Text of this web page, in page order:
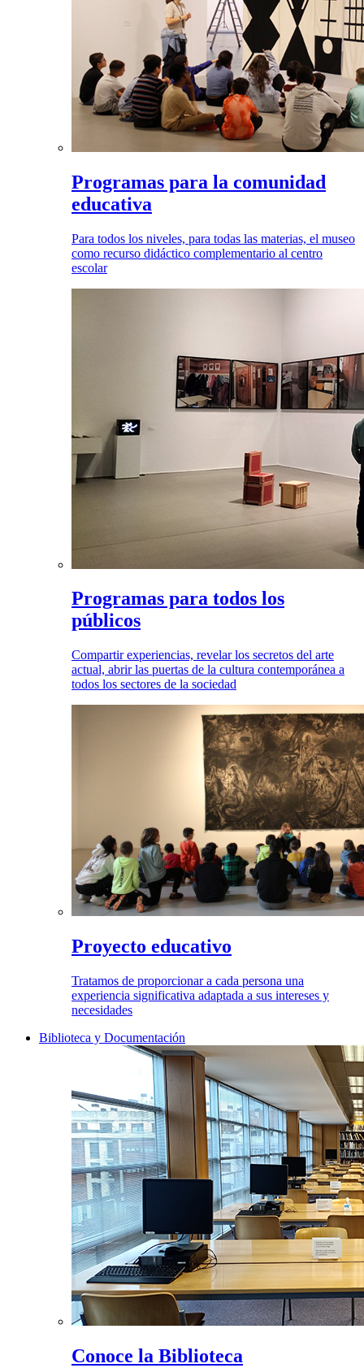
Programas para la comunidad
educativa
Para todos los niveles, para todas las materias, el museo
como recurso didáctico complementario al centro
escolar
Programas para todos los
públicos
Compartir experiencias, revelar los secretos del arte
actual, abrir las puertas de la cultura contemporánea a
todos los sectores de la sociedad
Proyecto educativo
Tratamos de proporcionar a cada persona una
experiencia significativa adaptada a sus intereses y
necesidades
Biblioteca y Documentación
Conoce la Biblioteca